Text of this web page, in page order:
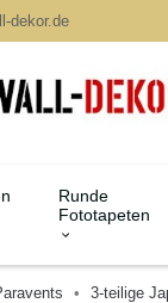
dekor.de
Runde
Fototapeten
3-teilige